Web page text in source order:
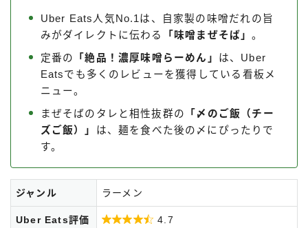
Uber Eats人気No.1は、自家製の味噌だれの旨
みがダイレクトに伝わる
「味噌まぜそば」。
定番の 「絶品！濃厚味噌らーめん」 は、Uber
Eatsでも多くのレビューを獲得している看板メ
ニュー。
まぜそばのタレと相性抜群の
「〆のご飯（チー
ズご飯）」 は、麺を食べた後の〆にぴったりで
す。
ジャンル ラーメン
Uber Eats評価  4.7